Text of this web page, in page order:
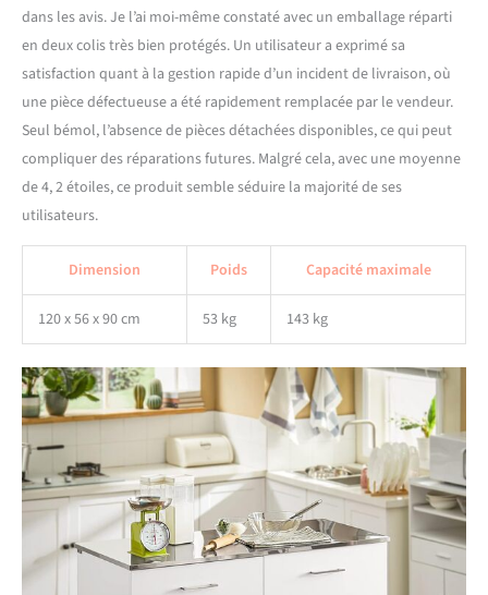
cuisine en un rien de temps
dans les avis. Je l’ai moi-même constaté avec un emballage réparti
en deux colis très bien protégés. Un utilisateur a exprimé sa
satisfaction quant à la gestion rapide d’un incident de livraison, où
une pièce défectueuse a été rapidement remplacée par le vendeur.
Seul bémol, l’absence de pièces détachées disponibles, ce qui peut
compliquer des réparations futures. Malgré cela, avec une moyenne
de 4, 2 étoiles, ce produit semble séduire la majorité de ses
utilisateurs.
Dimension Poids Capacité maximale
120 x 56 x 90 cm 53 kg 143 kg